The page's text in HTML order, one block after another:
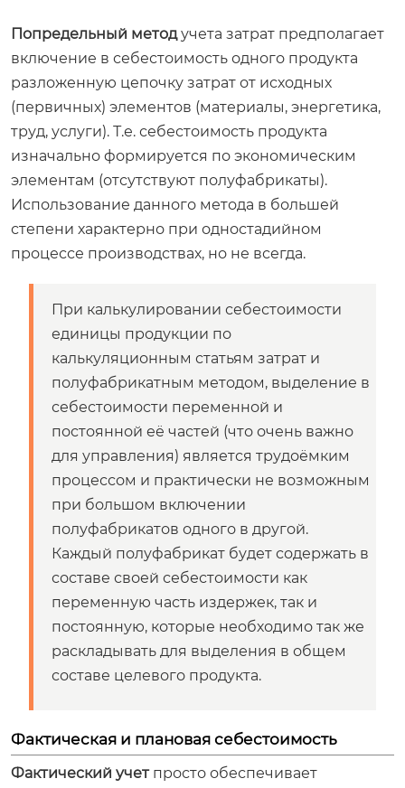
Попредельный методучета затрат предполагает
включение в себестоимость одного продукта
разложенную цепочку затрат от исходных
(первичных) элементов (материалы, энергетика,
труд, услуги). Т.е. себестоимость продукта
изначально формируется по экономическим
элементам (отсутствуют полуфабрикаты).
Использование данного метода в большей
степени характерно при одностадийном
процессе производствах, но не всегда.
При калькулировании себестоимости
единицы продукции по
калькуляционным статьям затрат и
полуфабрикатным методом, выделение в
себестоимости переменной и
постоянной её частей (что очень важно
для управления) является трудоёмким
процессом и практически не возможным
при большом включении
полуфабрикатов одного в другой.
Каждый полуфабрикат будет содержать в
составе своей себестоимости как
переменную часть издержек, так и
постоянную, которые необходимо так же
раскладывать для выделения в общем
составе целевого продукта.
Фактическая и плановая себестоимость
Фактический учетпросто обеспечивает